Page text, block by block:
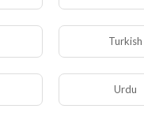
Turkish
Urdu